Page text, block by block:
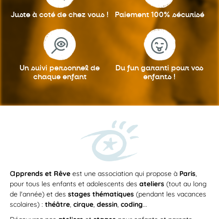
Au programme Vous pouvez composer la
journée de votre enfant parmi...
TEP SARRAIL
AOÛT
vendredi 28 août 2026
9-12 ans – Journée complète multi
Anglais / multisports ou Botanique
ou Echecs
Au programme Vous pouvez composer la
journée de votre enfant parmi...
TEP SARRAIL
Juste à coté de chez vous ! Paiement 100% sécurisé
Un suivi personnel de
chaque enfant
Du fun garanti pour vos
enfants !
apprends et Rêve est une association qui propose à Paris,
pour tous les enfants et adolescents des ateliers (tout au long
de l'année) et des stages thématiques (pendant les vacances
scolaires) : théâtre, cirque, dessin, coding...